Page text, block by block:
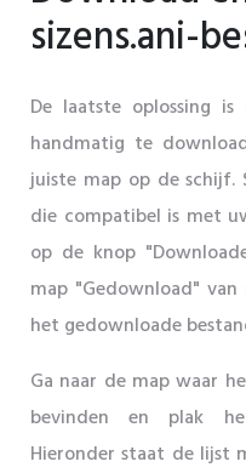
sizens.ani-
De laatste oplossing
handmatig te
juiste map op de schijf.
die compatibel is met
op de knop
map "Gedownload"
het gedownloade
Ga naar de map waar
bevinden en plak
Hieronder staat de lijst